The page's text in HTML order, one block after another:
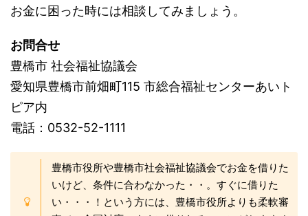
お金に困った時には相談してみましょう。
お問合せ
豊橋市 社会福祉協議会
愛知県豊橋市前畑町115 市総合福祉センターあいト
ピア内
電話：0532-52-1111
豊橋市役所や豊橋市社会福祉協議会でお金を借りた
いけど、条件に合わなかった・・。すぐに借りた
い・・・！という方には、豊橋市役所よりも柔軟審